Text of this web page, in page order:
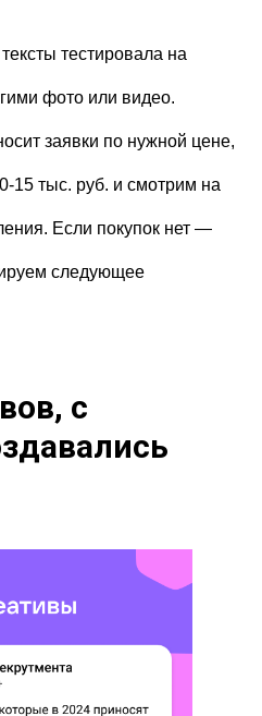
тестировала на
фото или видео.
заявки по нужной цене,
15 тыс. руб. и смотрим на
Если покупок нет —
следующее
с